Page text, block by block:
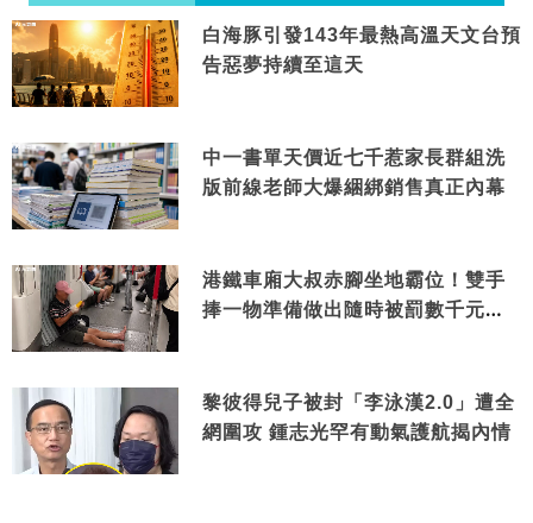
白海豚引發143年最熱高溫天文台預
告惡夢持續至這天
中一書單天價近七千惹家長群組洗
版前線老師大爆綑綁銷售真正內幕
港鐵車廂大叔赤腳坐地霸位！雙手
捧一物準備做出隨時被罰數千元舉
黎彼得兒子被封「李泳漢2.0」遭全
網圍攻 鍾志光罕有動氣護航揭內情